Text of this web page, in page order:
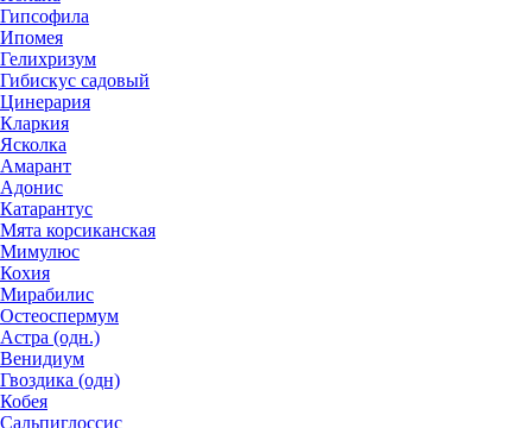
Гипсофила
Ипомея
Гелихризум
Гибискус садовый
Цинерария
Кларкия
Ясколка
Амарант
Адонис
Катарантус
Мята корсиканская
Мимулюс
Кохия
Мирабилис
Остеоспермум
Астра (одн.)
Венидиум
Гвоздика (одн)
Кобея
Сальпиглоссис